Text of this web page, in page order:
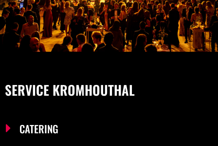
SERVICE KROMHOUTHAL
CATERING